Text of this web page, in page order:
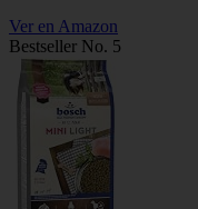
Ver en Amazon
Bestseller No. 5